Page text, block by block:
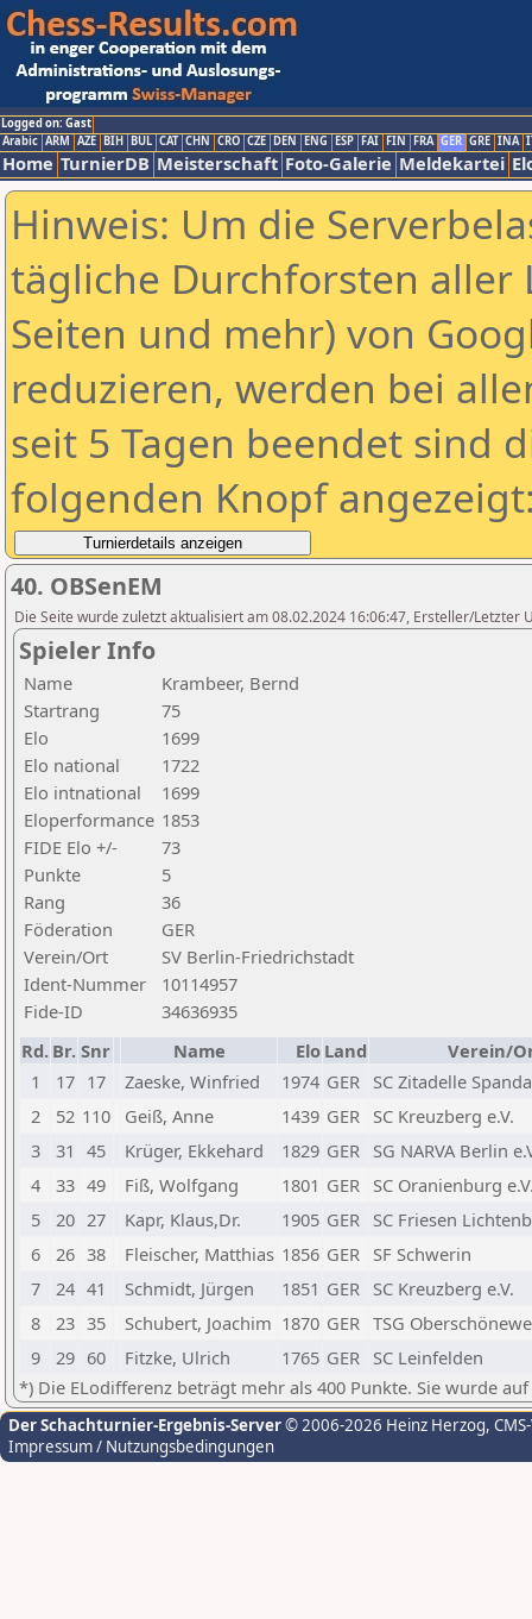
Logged on: Gast
Arabic ARM AZE BIH BUL CAT CHN CRO CZE DEN ENG ESP FAI FIN FRA GER GRE INA
Home TurnierDB Meisterschaft Foto-Galerie Meldekartei
Hinweis: Um die
tägliche Durchforsten aller
Seiten und mehr) von
reduzieren, werden bei
seit 5 Tagen beendet sind
folgenden Knopf
40. OBSenEM
Die Seite wurde zuletzt aktualisiert am 08.02.2024 16:06:47, Ersteller/Letzter
Spieler Info
Name
Krambeer, Bernd
Startrang
75
Elo
1699
Elo national
1722
Elo intnational
1699
Eloperformance 1853
FIDE Elo +/-
73
Punkte
5
Rang
36
Föderation
GER
Verein/Ort
SV Berlin-Friedrichstadt
Ident-Nummer
10114957
Fide-ID
34636935
Rd. Br. Snr Name Elo Land
Verein/
1
17 17 Zaeske, Winfried 1974 GER SC Zitadelle
2
52 110 Geiß, Anne 1439 GER SC Kreuzberg e.V.
3
31 45 Krüger, Ekkehard 1829 GER SG NARVA Berlin
4
33 49 Fiß, Wolfgang 1801 GER SC Oranienburg
5
20 27 Kapr, Klaus,Dr. 1905 GER SC Friesen
6
26 38 Fleischer, Matthias 1856 GER SF Schwerin
7
24 41 Schmidt, Jürgen 1851 GER SC Kreuzberg e.V.
8
23 35 Schubert, Joachim 1870 GER TSG
9
29 60 Fitzke, Ulrich 1765 GER SC Leinfelden
*) Die ELodifferenz beträgt mehr als 400 Punkte. Sie wurde
Der Schachturnier-Ergebnis-Server© 2006-2026 Heinz Herzog,
Impressum / Nutzungsbedingungen